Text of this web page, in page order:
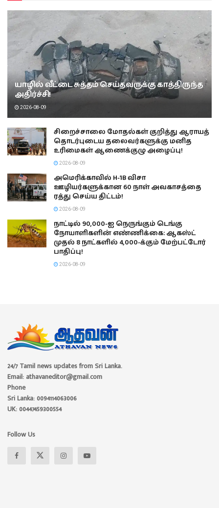
யாழில் வீட்டை சுத்தம் செய்தவருக்கு காத்திருந்த
அதிர்ச்சி!
2026-08-09
சிறைச்சாலை மோதல்கள் குறித்து ஆராயத்
தொடர்புடைய தலைவர்களுக்கு மனித
உரிமைகள் ஆணைக்குழு அழைப்பு!
2026-08-09
அமெரிக்காவில் H-1B விசா
ஊழியர்களுக்கான 60 நாள் அவகாசத்தை
ரத்து செய்ய திட்டம்!
2026-08-09
நாட்டில் 90,000-ஐ நெருங்கும் டெங்கு
நோயாளிகளின் எண்ணிக்கை: ஆகஸ்ட்
முதல் 8 நாட்களில் 4,000-க்கும் மேற்பட்டோர்
பாதிப்பு!
2026-08-09
24/7 Tamil news updates from Sri Lanka.
Email: athavaneditor@gmail.com
Phone
Sri Lanka: 0094114063006
UK: 00447459300554
Follow Us